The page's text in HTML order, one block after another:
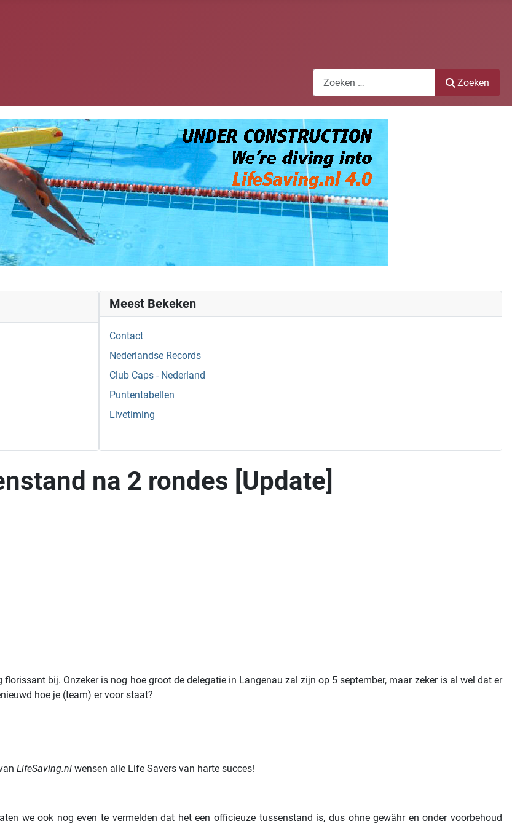
Zoeken
Zoeken
Meest Bekeken
Contact
Nederlandse Records
Club Caps - Nederland
Puntentabellen
Livetiming
na 2 rondes [Update]
bij. Onzeker is nog hoe groot de delegatie in Langenau zal zijn op 5 september, maar zeker is al wel dat er
hoe je (team) er voor staat?
LifeSaving.nl wensen alle Life Savers van harte succes!
we ook nog even te vermelden dat het een officieuze tussenstand is, dus ohne gewähr en onder voorbehoud